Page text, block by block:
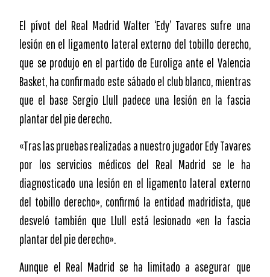
El pívot del Real Madrid Walter ‘Edy’ Tavares sufre una
lesión en el ligamento lateral externo del tobillo derecho,
que se produjo en el partido de Euroliga ante el Valencia
Basket, ha confirmado este sábado el club blanco, mientras
que el base Sergio Llull padece una lesión en la fascia
plantar del pie derecho.
«Tras las pruebas realizadas a nuestro jugador Edy Tavares
por los servicios médicos del Real Madrid se le ha
diagnosticado una lesión en el ligamento lateral externo
del tobillo derecho», confirmó la entidad madridista, que
desveló también que Llull está lesionado «en la fascia
plantar del pie derecho».
Aunque el Real Madrid se ha limitado a asegurar que